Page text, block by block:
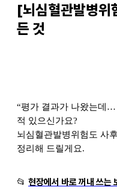
[뇌심혈관발병위
든 것
“평가 결과가 나왔는데…
적 있으신가요?
뇌심혈관발병위험도 사
정리해 드릴게요.
📂 현장에서 바로 꺼내 쓰는